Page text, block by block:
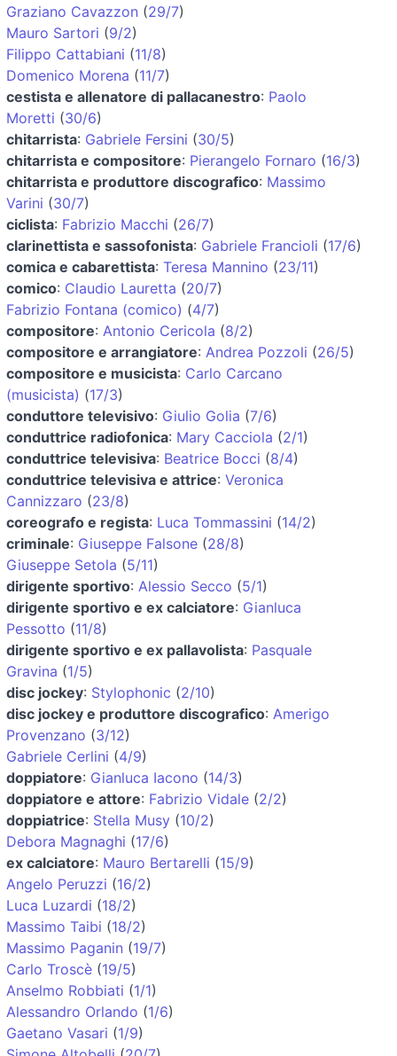
Graziano Cavazzon (29/7)
Mauro Sartori (9/2)
Filippo Cattabiani (11/8)
Domenico Morena (11/7)
cestista e allenatore di pallacanestro: Paolo
Moretti (30/6)
chitarrista: Gabriele Fersini (30/5)
chitarrista e compositore: Pierangelo Fornaro (16/3)
chitarrista e produttore discografico: Massimo
Varini (30/7)
ciclista: Fabrizio Macchi (26/7)
clarinettista e sassofonista: Gabriele Francioli (17/6)
comica e cabarettista: Teresa Mannino (23/11)
comico: Claudio Lauretta (20/7)
Fabrizio Fontana (comico) (4/7)
compositore: Antonio Cericola (8/2)
compositore e arrangiatore: Andrea Pozzoli (26/5)
compositore e musicista: Carlo Carcano
(musicista) (17/3)
conduttore televisivo: Giulio Golia (7/6)
conduttrice radiofonica: Mary Cacciola (2/1)
conduttrice televisiva: Beatrice Bocci (8/4)
conduttrice televisiva e attrice: Veronica
Cannizzaro (23/8)
coreografo e regista: Luca Tommassini (14/2)
criminale: Giuseppe Falsone (28/8)
Giuseppe Setola (5/11)
dirigente sportivo: Alessio Secco (5/1)
dirigente sportivo e ex calciatore: Gianluca
Pessotto (11/8)
dirigente sportivo e ex pallavolista: Pasquale
Gravina (1/5)
disc jockey: Stylophonic (2/10)
disc jockey e produttore discografico: Amerigo
Provenzano (3/12)
Gabriele Cerlini (4/9)
doppiatore: Gianluca Iacono (14/3)
doppiatore e attore: Fabrizio Vidale (2/2)
doppiatrice: Stella Musy (10/2)
Debora Magnaghi (17/6)
ex calciatore: Mauro Bertarelli (15/9)
Angelo Peruzzi (16/2)
Luca Luzardi (18/2)
Massimo Taibi (18/2)
Massimo Paganin (19/7)
Carlo Troscè (19/5)
Anselmo Robbiati (1/1)
Alessandro Orlando (1/6)
Gaetano Vasari (1/9)